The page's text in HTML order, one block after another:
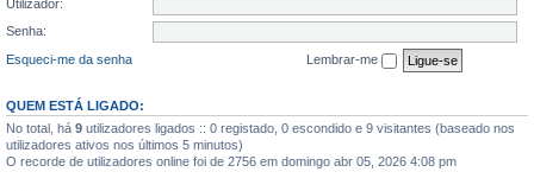
Utilizador:
Senha:
Esqueci-me da senha
Lembrar-me
QUEM ESTÁ LIGADO:
No total, há 9 utilizadores ligados :: 0 registado, 0 escondido e 9 visitantes (baseado nos
utilizadores ativos nos últimos 5 minutos)
O recorde de utilizadores online foi de 2756 em domingo abr 05, 2026 4:08 pm